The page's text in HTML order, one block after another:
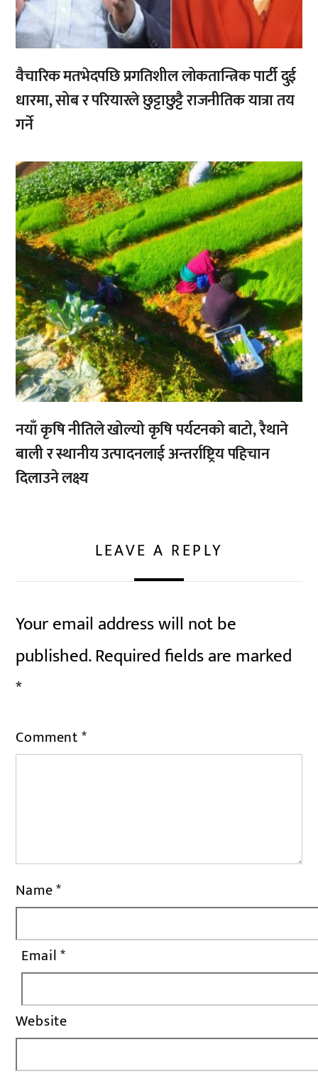
वैचारिक मतभेदपछि प्रगतिशील लोकतान्त्रिक पार्टी दुई
धारमा, सोब र परियारले छुट्टाछुट्टै राजनीतिक यात्रा तय
गर्ने
,
नयाँ कृषि नीतिले खोल्यो कृषि पर्यटनको बाटो, रैथाने
बाली र स्थानीय उत्पादनलाई अन्तर्राष्ट्रिय पहिचान
दिलाउने लक्ष्य
LEAVE A REPLY
Your email address will not be
published.Required fields are marked
*
Comment*
Name*
Email*
Website